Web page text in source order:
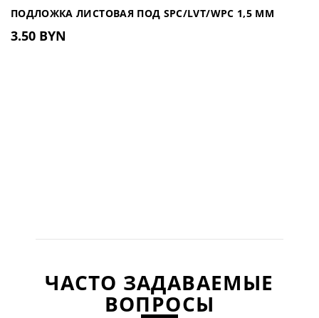
ПОДЛОЖКА ЛИСТОВАЯ ПОД SPC/LVT/WPC 1,5 ММ
3.50 BYN
ЧАСТО ЗАДАВАЕМЫЕ
ВОПРОСЫ